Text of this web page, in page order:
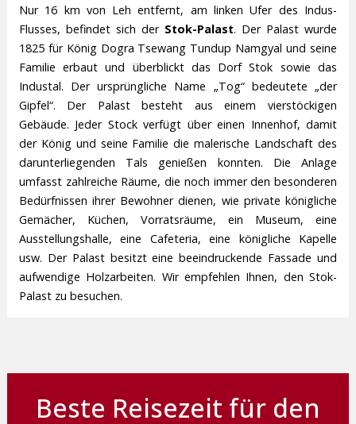
Nur 16 km von Leh entfernt, am linken Ufer des Indus-
Flusses, befindet sich der Stok-Palast. Der Palast wurde
1825 für König Dogra Tsewang Tundup Namgyal und seine
Familie erbaut und überblickt das Dorf Stok sowie das
Industal. Der ursprüngliche Name „Tog“ bedeutete „der
Gipfel“. Der Palast besteht aus einem vierstöckigen
Gebäude. Jeder Stock verfügt über einen Innenhof, damit
der König und seine Familie die malerische Landschaft des
darunterliegenden Tals genießen konnten. Die Anlage
umfasst zahlreiche Räume, die noch immer den besonderen
Bedürfnissen ihrer Bewohner dienen, wie private königliche
Gemächer, Küchen, Vorratsräume, ein Museum, eine
Ausstellungshalle, eine Cafeteria, eine königliche Kapelle
usw. Der Palast besitzt eine beeindruckende Fassade und
aufwendige Holzarbeiten. Wir empfehlen Ihnen, den Stok-
Palast zu besuchen.
Beste Reisezeit für den